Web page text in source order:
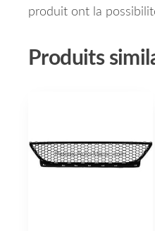
produit ont la
Produits